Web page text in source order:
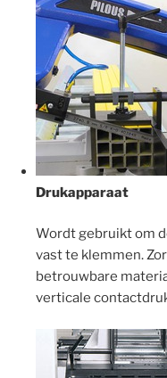
Drukapparaat
Wordt gebruikt om
vast te klemmen.
betrouwbare
verticale